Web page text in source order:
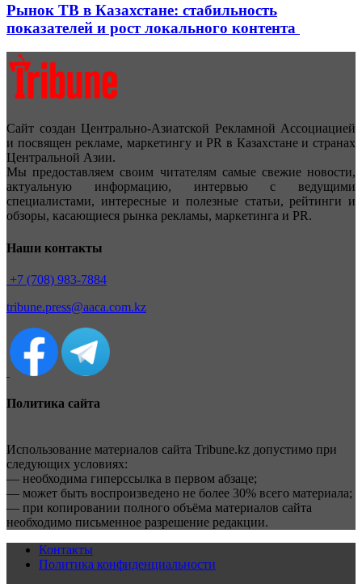
Рынок ТВ в Казахстане: стабильность
показателей и рост локального контента
Сайт создан Центрально-Азиатской Рекламной Ассоциацией
и посвящен рекламе, маркетингу и PR в Казахстане и странах
Центральной Азии.
Мы предоставляем своим читателям самые свежие новости,
актуальную информацию, интервью с ведущими
специалистами, интересные и полезные статьи, рейтинги и
обзоры, касающиеся рынка рекламы, маркетинга и PR.
Наши контакты
+7 (708) 983-7884
tribune.press@aaca.com.kz
Политика сайта
Использование материалов сайта Tribune.kz допустимо при
следующих условиях:
— необходима гиперссылка в первом абзаце;
— может быть воспроизведено не более 30% всего материала;
— при копировании полного объёма материалов сайта
необходимо письменное разрешение редакции.
Контакты
Политика конфиденциальности